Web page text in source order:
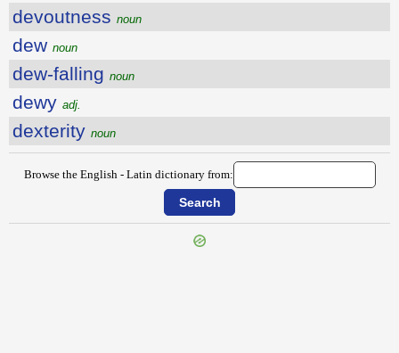
devoutness noun
dew noun
dew-falling noun
dewy adj.
dexterity noun
Browse the English - Latin dictionary from: